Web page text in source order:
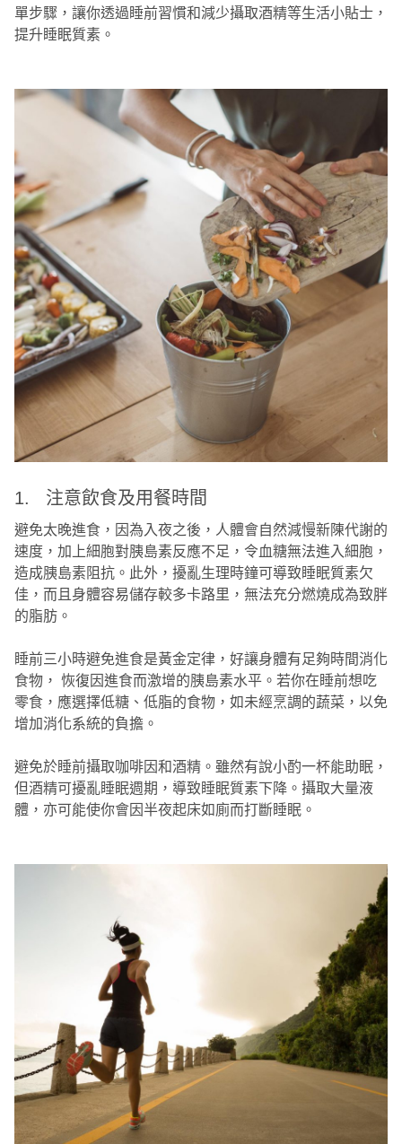
單步驟，讓你透過睡前習慣和減少攝取酒精等生活小貼士，
提升睡眠質素。
1. 注意飲食及用餐時間
避免太晚進食，因為入夜之後，人體會自然減慢新陳代謝的
速度，加上細胞對胰島素反應不足，令血糖無法進入細胞，
造成胰島素阻抗。此外，擾亂生理時鐘可導致睡眠質素欠
佳，而且身體容易儲存較多卡路里，無法充分燃燒成為致胖
的脂肪。
睡前三小時避免進食是黃金定律，好讓身體有足夠時間消化
食物， 恢復因進食而激增的胰島素水平。若你在睡前想吃
零食，應選擇低糖、低脂的食物，如未經烹調的蔬菜，以免
增加消化系統的負擔。
避免於睡前攝取咖啡因和酒精。雖然有說小酌一杯能助眠，
但酒精可擾亂睡眠週期，導致睡眠質素下降。攝取大量液
體，亦可能使你會因半夜起床如廁而打斷睡眠。